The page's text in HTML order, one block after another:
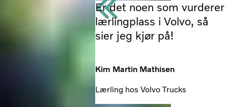
Er det noen som vurderer
lærlingplass i Volvo, så
sier jeg kjør på!
Kim Martin Mathisen
Lærling hos Volvo Trucks